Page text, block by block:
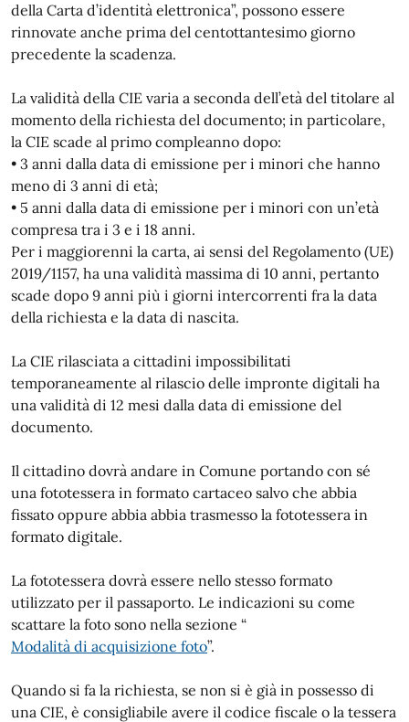
della Carta d’identità elettronica”, possono essere
rinnovate anche prima del centottantesimo giorno
precedente la scadenza.
La validità della CIE varia a seconda dell’età del titolare al
momento della richiesta del documento; in particolare,
la CIE scade al primo compleanno dopo:
• 3 anni dalla data di emissione per i minori che hanno
meno di 3 anni di età;
• 5 anni dalla data di emissione per i minori con un’età
compresa tra i 3 e i 18 anni.
Per i maggiorenni la carta, ai sensi del Regolamento (UE)
2019/1157, ha una validità massima di 10 anni, pertanto
scade dopo 9 anni più i giorni intercorrenti fra la data
della richiesta e la data di nascita.
La CIE rilasciata a cittadini impossibilitati
temporaneamente al rilascio delle impronte digitali ha
una validità di 12 mesi dalla data di emissione del
documento.
Il cittadino dovrà andare in Comune portando con sé
una fototessera in formato cartaceo salvo che abbia
fissato oppure abbia abbia trasmesso la fototessera in
formato digitale.
La fototessera dovrà essere nello stesso formato
utilizzato per il passaporto. Le indicazioni su come
scattare la foto sono nella sezione “
Modalità di acquisizione foto”.
Quando si fa la richiesta, se non si è già in possesso di
una CIE, è consigliabile avere il codice fiscale o la tessera